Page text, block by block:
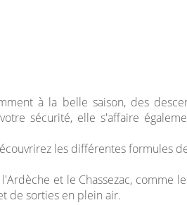
à la belle saison, des
sécurité, elle s'affaire
les différentes formules
et le Chassezac, comme
de sorties en plein air.